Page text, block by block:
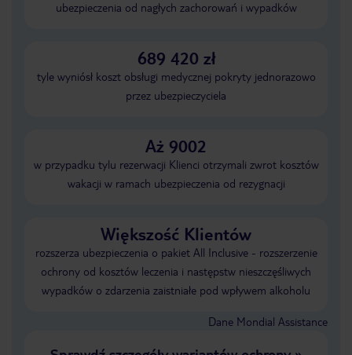
ubezpieczenia od nagłych zachorowań i wypadków
689 420 zł
tyle wyniósł koszt obsługi medycznej pokryty jednorazowo
przez ubezpieczyciela
Aż 9002
w przypadku tylu rezerwacji Klienci otrzymali zwrot kosztów
wakacji w ramach ubezpieczenia od rezygnacji
Większość Klientów
rozszerza ubezpieczenia o pakiet All Inclusive - rozszerzenie
ochrony od kosztów leczenia i następstw nieszczęśliwych
wypadków o zdarzenia zaistniałe pod wpływem alkoholu
Dane Mondial Assistance